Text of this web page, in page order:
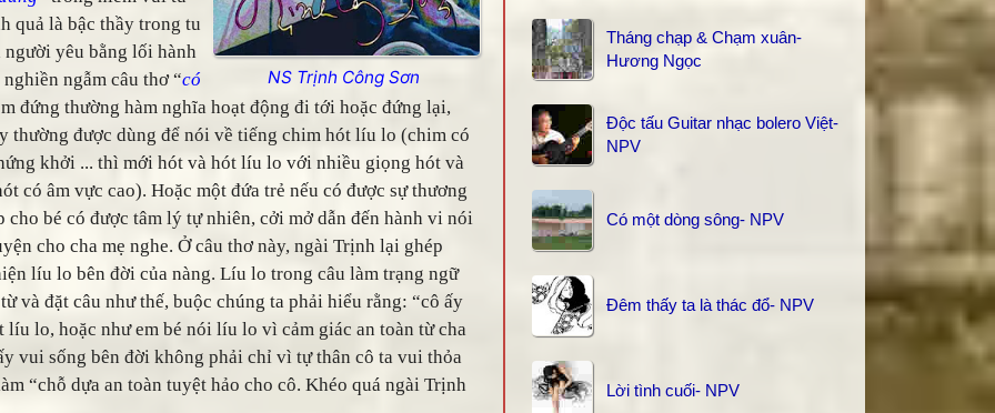
NS Trịnh Công Sơn
quả là bậc thầy trong tu
người yêu bằng lối hành
ngẫm câu thơ “có
đứng thường hàm nghĩa hoạt động đi tới hoặc đứng lại,
thường được dùng để nói về tiếng chim hót líu lo (chim có
khởi ... thì mới hót và hót líu lo với nhiều giọng hót và
có âm vực cao). Hoặc một đứa trẻ nếu có được sự thương
cho bé có được tâm lý tự nhiên, cởi mở dẫn đến hành vi nói
cho cha mẹ nghe. Ở câu thơ này, ngài Trịnh lại ghép
líu lo bên đời của nàng. Líu lo trong câu làm trạng ngữ
và đặt câu như thế, buộc chúng ta phải hiểu rằng: “cô ấy
lo, hoặc như em bé nói líu lo vì cảm giác an toàn từ cha
vui sống bên đời không phải chỉ vì tự thân cô ta vui thỏa
“chỗ dựa an toàn tuyệt hảo cho cô. Khéo quá ngài Trịnh
Tháng chạp & Chạm xuân-
Hương Ngọc
Độc tấu Guitar nhạc bolero Việt-
NPV
Có một dòng sông- NPV
Đêm thấy ta là thác đổ- NPV
Lời tình cuối- NPV